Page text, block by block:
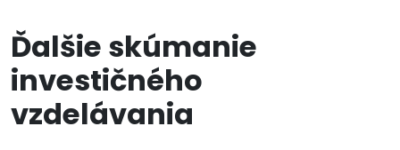
Ďalšie skúmanie
investičného
vzdelávania